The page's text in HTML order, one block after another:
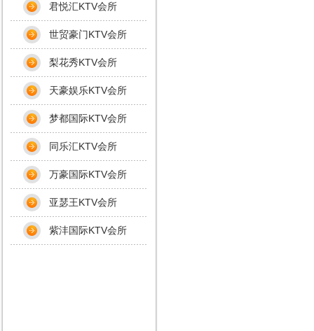
君悦汇KTV会所
世贸豪门KTV会所
梨花秀KTV会所
天豪娱乐KTV会所
梦都国际KTV会所
同乐汇KTV会所
万豪国际KTV会所
亚瑟王KTV会所
紫沣国际KTV会所